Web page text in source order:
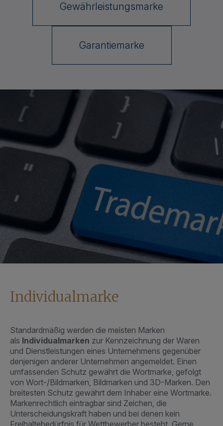
Gewährleistungsmarke
Garantiemarke
Individualmarke
Standardmäßig werden die meisten Marken
als Individualmarken zur Kennzeichnung der Waren
und Dienstleistungen eines Unternehmens gegenüber
denjenigen anderer Unternehmen angemeldet. Einen
umfassenden Schutz gewährt die Wortmarke, gefolgt
von Wort-/Bildmarken, Bildmarken und 3D-Marken. Den
breitesten Schutz gewährt dem Inhaber eine Wortmarke.
Markenrechtlich eintragbar sind Zeichen, die
Unterscheidungskraft haben und bei denen kein
Freihaltebedürfnis für Wettbewerber besteht. Gerne